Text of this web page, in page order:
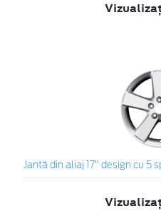
Jantă din aliaj 17" design cu 5